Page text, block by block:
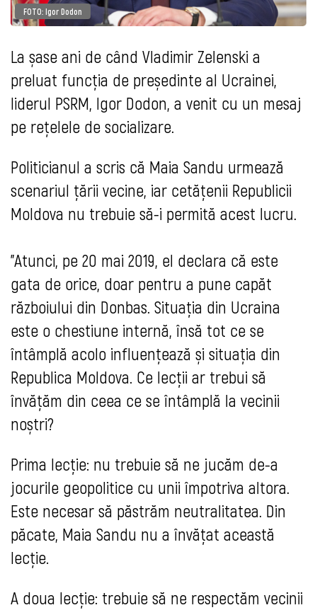
FOTO: Igor Dodon
La șase ani de când Vladimir Zelenski a
preluat funcția de președinte al Ucrainei,
liderul PSRM, Igor Dodon, a venit cu un mesaj
pe rețelele de socializare.
Politicianul a scris că Maia Sandu urmează
scenariul țării vecine, iar cetățenii Republicii
Moldova nu trebuie să-i permită acest lucru.
”Atunci, pe 20 mai 2019, el declara că este
gata de orice, doar pentru a pune capăt
războiului din Donbas. Situația din Ucraina
este o chestiune internă, însă tot ce se
întâmplă acolo influențează și situația din
Republica Moldova. Ce lecții ar trebui să
învățăm din ceea ce se întâmplă la vecinii
noștri?
Prima lecție: nu trebuie să ne jucăm de-a
jocurile geopolitice cu unii împotriva altora.
Este necesar să păstrăm neutralitatea. Din
păcate, Maia Sandu nu a învățat această
lecție.
A doua lecție: trebuie să ne respectăm vecinii